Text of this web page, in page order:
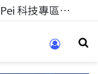
科技人的經驗傳承地！在 Pei Pei 科技專區，與學弟妹交流最硬核的技術